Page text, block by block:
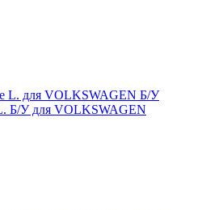
Б/У для VOLKSWAGEN